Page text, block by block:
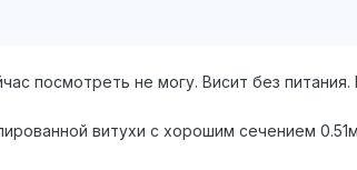
посмотреть не могу. Висит без
витухи с хорошим сечением